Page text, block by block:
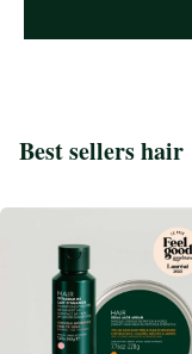
Best sellers hair